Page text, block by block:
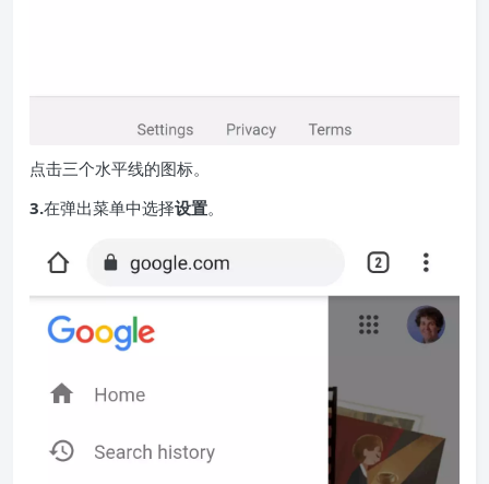
点击三个水平线的图标。
3.在弹出菜单中选择设置。